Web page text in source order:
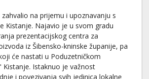
na prijemu i upoznavanju s
Kistanje. Najavio je u svom gradu
prezentacijskog centra za
iz Šibensko-kninske županije, pa
će nastati u Poduzetničkom
Kistanje. Istaknuo je važnost
i povezivanja svih jedinica lokalne